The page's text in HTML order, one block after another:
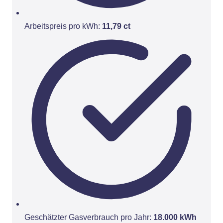
Arbeitspreis pro kWh: 11,79 ct
Geschätzter Gasverbrauch pro Jahr: 18.000 kWh